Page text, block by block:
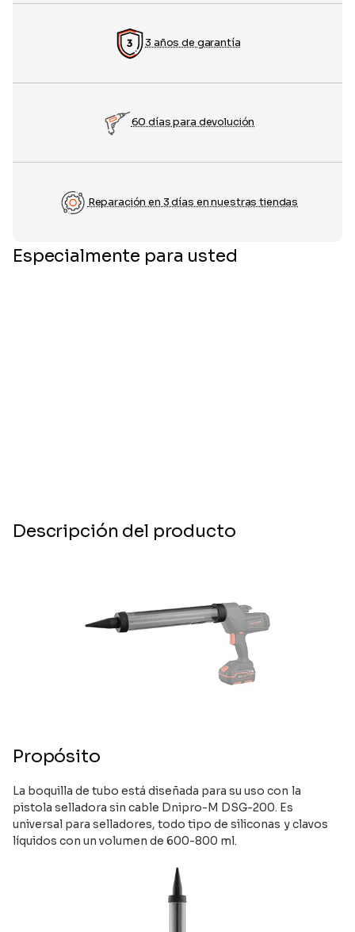
3 años de garantía
60 días para devolución
Reparación en 3 días en nuestras tiendas
Especialmente para usted
Descripción del producto
Propósito
La boquilla de tubo está diseñada para su uso con la
pistola selladora sin cable Dnipro-M DSG-200. Es
universal para selladores, todo tipo de siliconas y clavos
líquidos con un volumen de 600-800 ml.